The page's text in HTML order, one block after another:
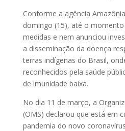
Conforme a agência
domingo (15), até o momento
medidas e nem anunciou
a disseminação da doença
terras indígenas do Brasil,
reconhecidos pela saúde
de imunidade baixa.
No dia 11 de março, a
(OMS) declarou que está em
pandemia do novo